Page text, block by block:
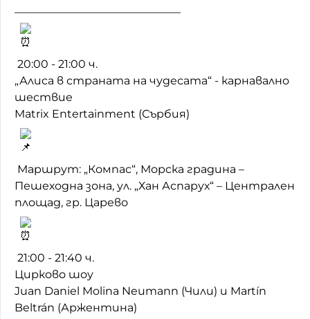
20:00 - 21:00 ч.
„Алиса в страната на чудесата“ - карнавално
шествие
Matrix Entertainment (Сърбия)
Маршрут: „Компас“, Морска градина –
Пешеходна зона, ул. „Хан Аспарух“ – Централен
площад, гр. Царево
21:00 - 21:40 ч.
Цирково шоу
Juan Daniel Molina Neumann (Чили) и Martín
Beltrán (Аржентина)